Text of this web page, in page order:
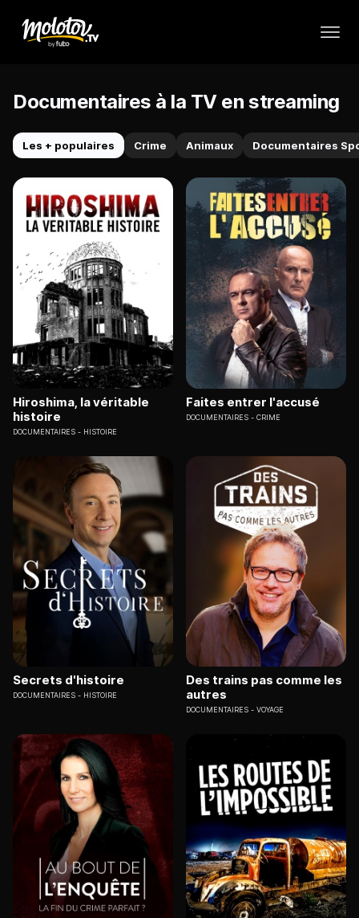
Les + populaires Crime Animaux Documentaires
Documentaires à la TV en streaming
Hiroshima, la véritable
histoire
DOCUMENTAIRES HISTOIRE
Faites entrer l'accusé
DOCUMENTAIRES CRIME
Secrets d'histoire
DOCUMENTAIRES HISTOIRE
Des trains pas comme les
autres
DOCUMENTAIRES VOYAGE